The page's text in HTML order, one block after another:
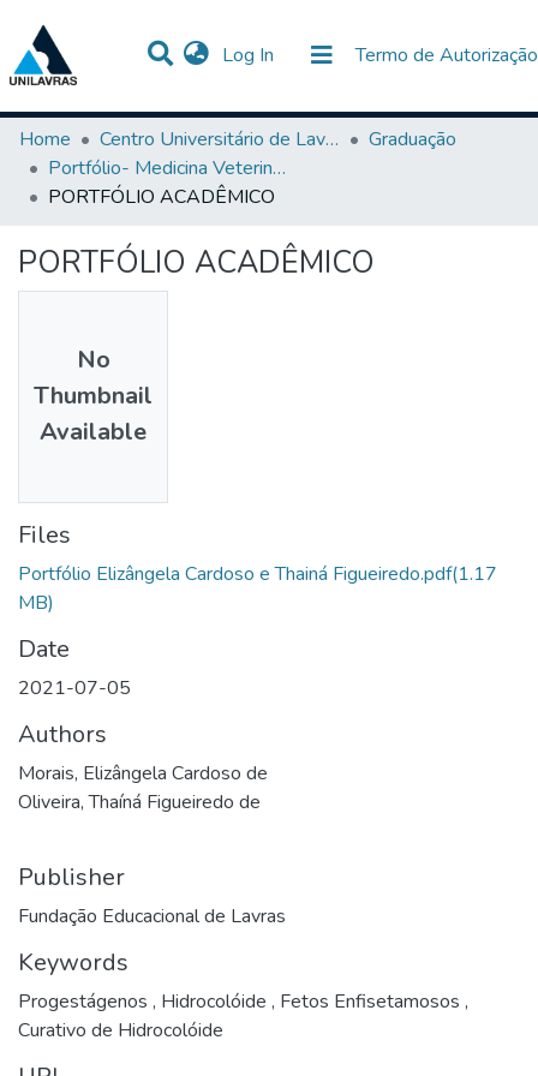
Log In (current) Termo de Autorização
Communities & Collections
Statistics
All of DSpace
Home
Centro Universitário de Lavras-UNILAVRAS
Graduação
Portfólio- Medicina Veterinária
PORTFÓLIO ACADÊMICO
PORTFÓLIO ACADÊMICO
No
Thumbnail
Available
Files
Portfólio Elizângela Cardoso e Thainá Figueiredo.pdf(1.17
MB)
Date
2021-07-05
Authors
Morais, Elizângela Cardoso de
Oliveira, Thaíná Figueiredo de
Publisher
Fundação Educacional de Lavras
Keywords
Progestágenos , Hidrocolóide , Fetos Enfisetamosos ,
Curativo de Hidrocolóide